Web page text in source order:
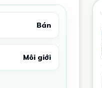
Bán
Môi giới